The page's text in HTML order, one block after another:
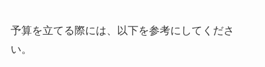
予算を立てる際には、以下を参考にしてくださ
い。